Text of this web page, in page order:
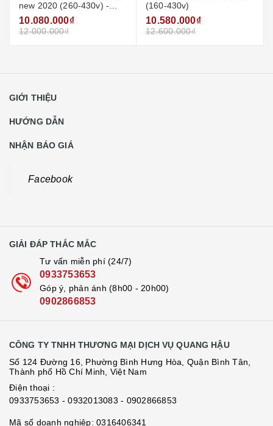
new 2020 (260-430v) -
đồng hồ điện tử
10.080.000₫
12.000.000₫
(160-430v)
10.580.000₫
12.600.000₫
GIỚI THIỆU
HƯỚNG DẪN
NHẬN BÁO GIÁ
Facebook
GIẢI ĐÁP THẮC MẮC
Tư vấn miễn phí (24/7)
0933753653
Góp ý, phản ánh (8h00 - 20h00)
0902866853
CÔNG TY TNHH THƯƠNG MẠI DỊCH VỤ QUANG HẬU
Số 124 Đường 16, Phường Bình Hưng Hòa, Quận Bình Tân,
Thành phố Hồ Chí Minh, Việt Nam
Điện thoại :
0933753653 - 0932013083 - 0902866853
Mã số doanh nghiệp: 0316406341